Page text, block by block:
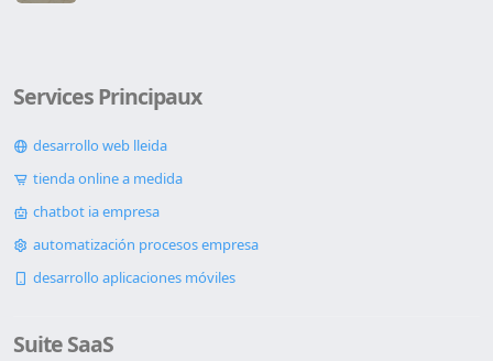
Services Principaux
desarrollo web lleida
tienda online a medida
chatbot ia empresa
automatización procesos empresa
desarrollo aplicaciones móviles
Suite SaaS